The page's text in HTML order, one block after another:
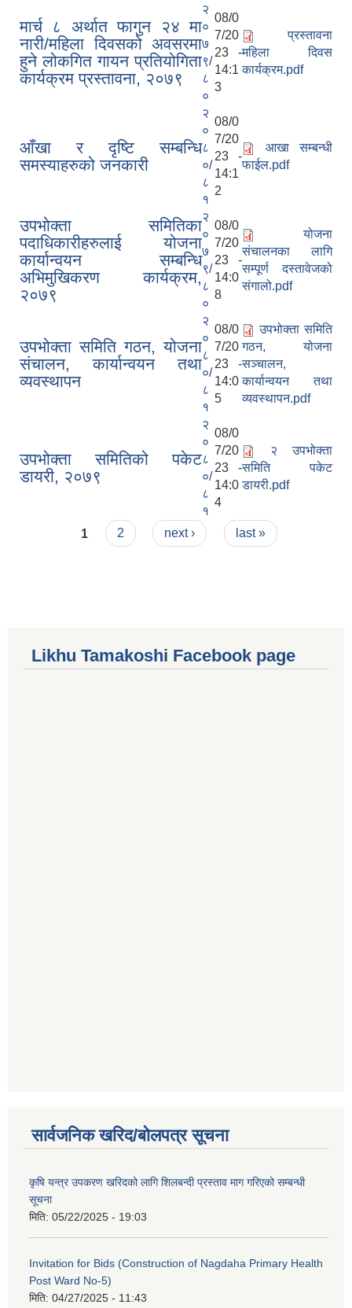
मार्च ८ अर्थात फागुन २४ मा
नारी/महिला दिवसको अवसरमा
हुने लोकगित गायन प्रतियोगिता
कार्यक्रम प्रस्तावना, २०७९
२
०
७
९/
८
०
08/0
7/20
23 -
14:1
3
प्रस्तावना
महिला दिवस
कार्यक्रम.pdf
आँखा र दृष्टि सम्बन्धि
समस्याहरुको जनकारी
२
०
८
०/
८
१
08/0
7/20
23 -
14:1
2
आखा सम्बन्धी
फाईल.pdf
उपभोक्ता समितिका
पदाधिकारीहरुलाई योजना
कार्यान्वयन सम्बन्धि
अभिमुखिकरण कार्यक्रम,
२०७९
२
०
७
९/
८
०
08/0
7/20
23 -
14:0
8
योजना
संचालनका लागि
सम्पूर्ण दस्तावेजको
संगालो.pdf
उपभोक्ता समिति गठन, योजना
संचालन, कार्यान्वयन तथा
व्यवस्थापन
२
०
८
०/
८
१
08/0
7/20
23 -
14:0
5
उपभोक्ता समिति
गठन, योजना
सञ्चालन,
कार्यान्वयन तथा
व्यवस्थापन.pdf
उपभोक्ता समितिको पकेट
डायरी, २०७९
२
०
८
०/
८
१
08/0
7/20
23 -
14:0
4
२ उपभोक्ता
समिति पकेट
डायरी.pdf
Pages
1 2 next › last »
Likhu Tamakoshi Facebook page
सार्वजनिक खरिद/बोलपत्र सूचना
कृषि यन्त्र उपकरण खरिदको लागि शिलबन्दी प्रस्ताव माग गरिएको सम्बन्धी
सूचना
मिति: 05/22/2025 - 19:03
Invitation for Bids (Construction of Nagdaha Primary Health
Post Ward No-5)
मिति: 04/27/2025 - 11:43